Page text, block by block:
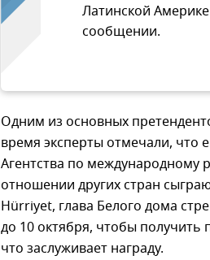
Латинской
сообщении.
Одним из основных
время эксперты отмечали, что
Агентства по международному
отношении других стран
Hürriyet, глава Белого дома
до 10 октября, чтобы
что заслуживает награду.